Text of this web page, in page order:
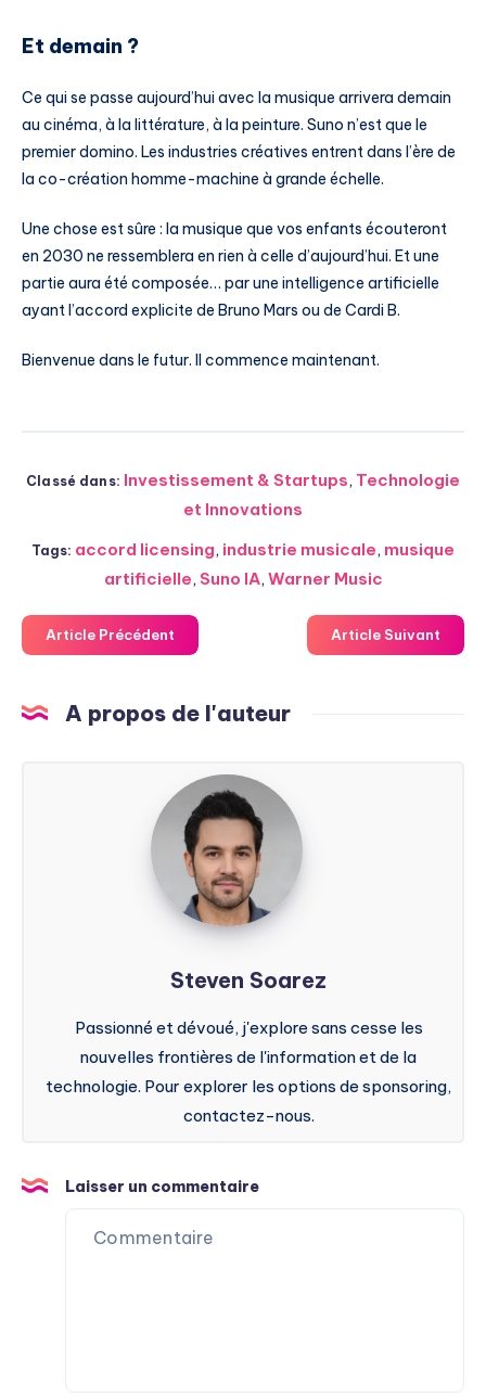
Et demain ?
Ce qui se passe aujourd’hui avec la musique arrivera demain
au cinéma, à la littérature, à la peinture. Suno n’est que le
premier domino. Les industries créatives entrent dans l’ère de
la co-création homme-machine à grande échelle.
Une chose est sûre : la musique que vos enfants écouteront
en 2030 ne ressemblera en rien à celle d’aujourd’hui. Et une
partie aura été composée… par une intelligence artificielle
ayant l’accord explicite de Bruno Mars ou de Cardi B.
Bienvenue dans le futur. Il commence maintenant.
Classé dans: Investissement & Startups, Technologie
et Innovations
Tags: accord licensing, industrie musicale, musique
artificielle, Suno IA, Warner Music
Article Précédent Article Suivant
A propos de l'auteur
Steven
Soarez
Steven Soarez
Passionné et dévoué, j'explore sans cesse les
nouvelles frontières de l'information et de la
technologie. Pour explorer les options de sponsoring,
contactez-nous.
Laisser un commentaire